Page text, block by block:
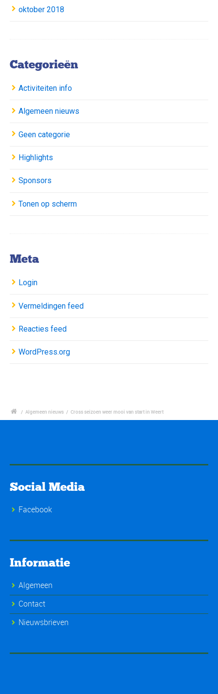
oktober 2018
Categorieën
Activiteiten info
Algemeen nieuws
Geen categorie
Highlights
Sponsors
Tonen op scherm
Meta
Login
Vermeldingen feed
Reacties feed
WordPress.org
/ Algemeen nieuws / Cross seizoen weer mooi van start in Weert
Social Media
Facebook
Informatie
Algemeen
Contact
Nieuwsbrieven